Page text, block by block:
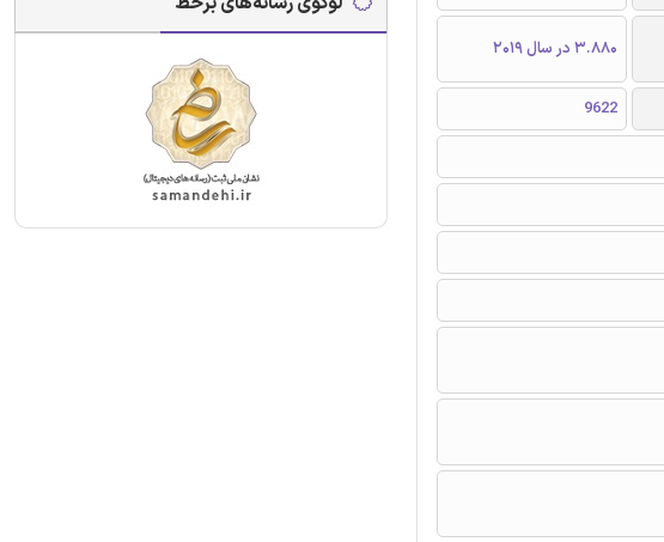
3.880 در سال 2019
9622